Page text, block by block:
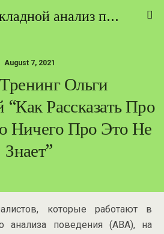
ABA (прикладной анализ поведения) - ТЕОРИЯ И ПРАКТИКА
August 7, 2021
Ольги
Рассказать Про
Ничего Про Это Не
Знает”
которые работают в
анализа поведения (АВА), на